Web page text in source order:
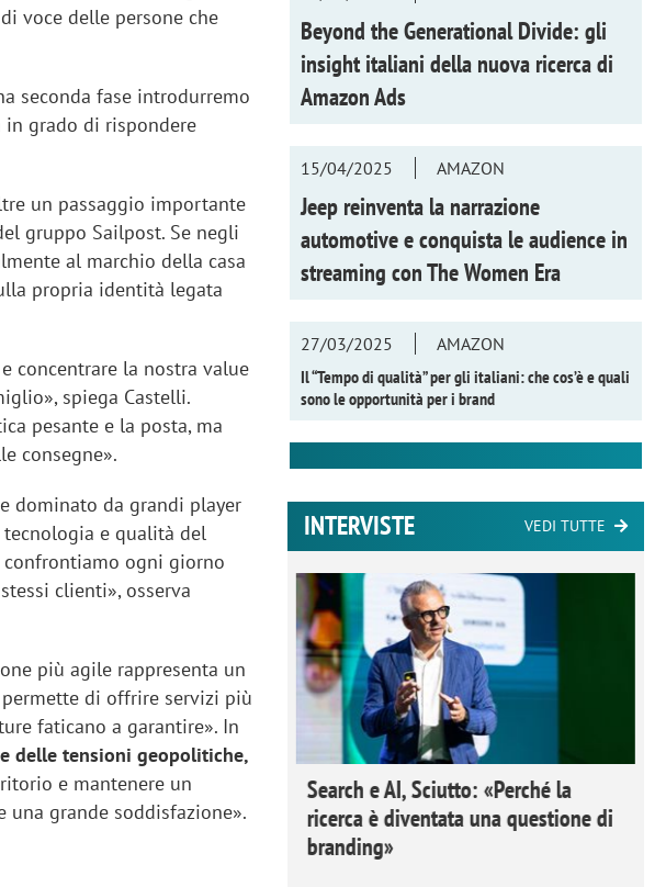
voce delle persone che
seconda fase introdurremo
in grado di rispondere
un passaggio importante
gruppo Sailpost. Se negli
al marchio della casa
propria identità legata
concentrare la nostra value
spiega Castelli.
pesante e la posta, ma
consegne».
dominato da grandi player
e qualità del
ogni giorno
clienti», osserva
più agile rappresenta un
di offrire servizi più
faticano a garantire». In
delle tensioni geopolitiche,
e mantenere un
grande soddisfazione».
Beyond the Generational Divide: gli
insight italiani della nuova ricerca di
Amazon Ads
15/04/2025 AMAZON
Jeep reinventa la narrazione
automotive e conquista le audience in
streaming conThe Women Era
27/03/2025
AMAZON
Il “Tempo di qualità” per gli italiani: che cos’è e quali
sono le opportunità per i brand
INTERVISTE VEDI TUTTE
di mercato. Neri, Ipsos
«Non basta più descrivere i
Search e AI, Sciutto: «Perché la
ricerca è diventata una questione di
branding»